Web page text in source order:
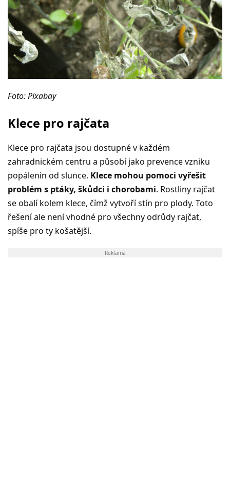
Foto: Pixabay
Klece pro rajčata
Klece pro rajčata jsou dostupné v každém
zahradnickém centru a působí jako prevence vzniku
popálenin od slunce. Klece mohou pomoci vyřešit
problém s ptáky, škůdci i chorobami. Rostliny rajčat
se obalí kolem klece, čímž vytvoří stín pro plody. Toto
řešení ale není vhodné pro všechny odrůdy rajčat,
spíše pro ty košatější.
Reklama